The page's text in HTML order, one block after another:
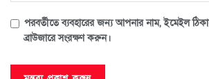
পরবর্তীতে ব্যবহারের জন্য আপনার নাম, ইমেইল
ব্রাউজারে সংরক্ষণ করুন।